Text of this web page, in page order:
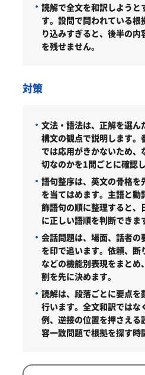
読解で全文を和訳しようと
す。設問で問われている根
り込みすぎると、後半の内
を残せません。
対策
文法・語法は、正解を選ん
構文の観点で説明します。
では応用がきかないため、
切なのかを1問ごとに確認し
語句整序は、英文の骨格を
を当てはめます。 主語と動
飾語句の順に整理すると、
に正しい語順を判断できま
会話問題は、場面、話者の
を印で追います。 依頼、断
などの機能別表現をまとめ
割を先に決めます。
読解は、段落ごとに要点を
行います。 全文和訳ではな
例、逆接の位置を押さえる
容一致問題で根拠を探す時